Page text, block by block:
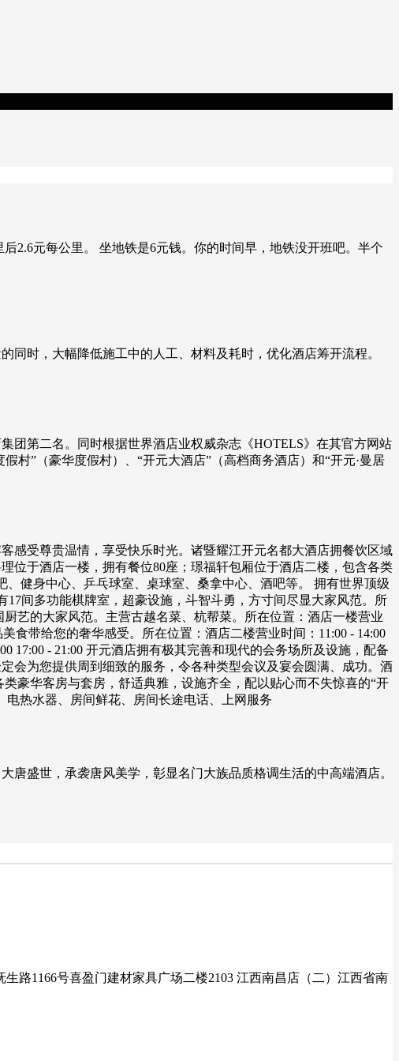
2.6元每公里。 坐地铁是6元钱。你的时间早，地铁没开班吧。半个
时，大幅降低施工中的人工、材料及耗时，优化酒店筹开流程。
团第二名。同时根据世界酒店业权威杂志《HOTELS》在其官方网站
村”（豪华度假村）、“开元大酒店”（高档商务酒店）和“开元·曼居
感受尊贵温情，享受快乐时光。诸暨耀江开元名都大酒店拥餐饮区域
位于酒店一楼，拥有餐位80座；璟福轩包厢位于酒店二楼，包含各类
健身中心、乒乓球室、桌球室、桑拿中心、酒吧等。 拥有世界顶级
间多功能棋牌室，超豪设施，斗智斗勇，方寸间尽显大家风范。所
艺的大家风范。主营古越名菜、杭帮菜。所在位置：酒店一楼营业
食带给您的奢华感受。所在位置：酒店二楼营业时间：11:00 - 14:00
17:00 - 21:00 开元酒店拥有极其完善和现代的会务场所及设施，配备
会为您提供周到细致的服务，令各种类型会议及宴会圆满、成功。酒
豪华客房与套房，舒适典雅，设施齐全，配以贴心而不失惊喜的“开
热水器、房间鲜花、房间长途电话、上网服务
盛世，承袭唐风美学，彰显名门大族品质格调生活的中高端酒店。
路1166号喜盈门建材家具广场二楼2103 江西南昌店（二）江西省南